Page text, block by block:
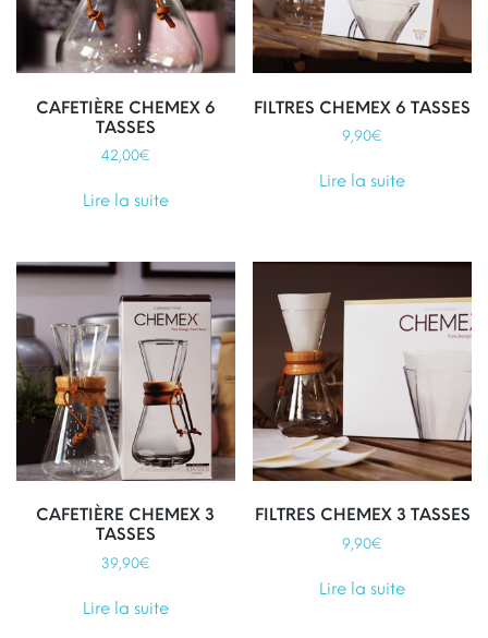
CAFETIÈRE CHEMEX 6
TASSES
42,00€
Lire la suite
FILTRES CHEMEX 6 TASSES
9,90€
Lire la suite
CAFETIÈRE CHEMEX 3
TASSES
39,90€
Lire la suite
FILTRES CHEMEX 3 TASSES
9,90€
Lire la suite